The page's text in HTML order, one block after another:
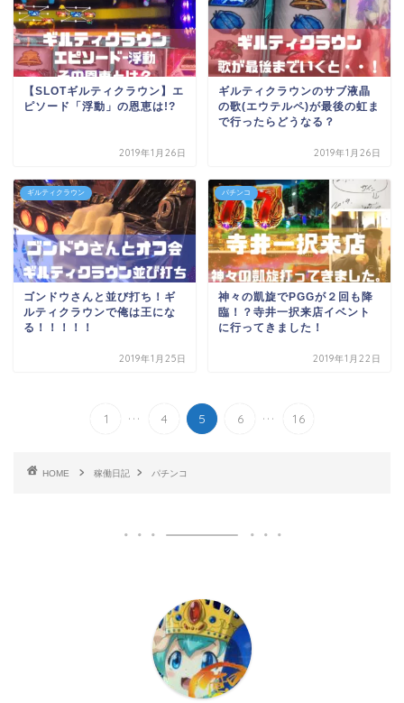
【SLOTギルティクラウン】エ
ピソード「浮動」の恩恵は!?
2019年1月26日
ギルティクラウンのサブ液晶
の歌(エウテルペ)が最後の虹ま
で行ったらどうなる？
2019年1月26日
ギルティクラウン
ゴンドウさんと並び打ち！ギ
ルティクラウンで俺は王にな
る！！！！！
2019年1月25日
パチンコ
神々の凱旋でPGGが２回も降
臨！？寺井一択来店イベント
に行ってきました！
2019年1月22日
1 ... 4 5 6 ... 16
HOME 稼働日記 パチンコ